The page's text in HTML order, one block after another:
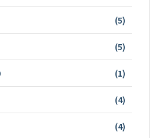
(5)
(5)
(1)
(4)
(4)